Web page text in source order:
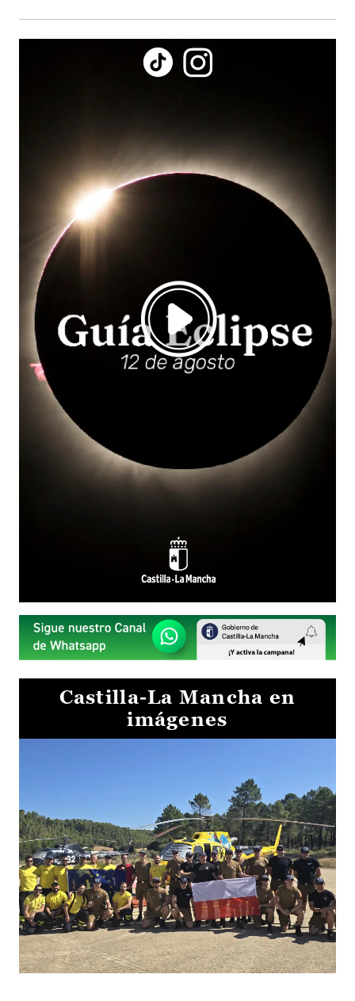
Castilla-La Mancha en
imágenes